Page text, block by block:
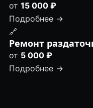
от 15 000 ₽
Подробнее →
🔗
Ремонт
от 5 000 ₽
Подробнее →